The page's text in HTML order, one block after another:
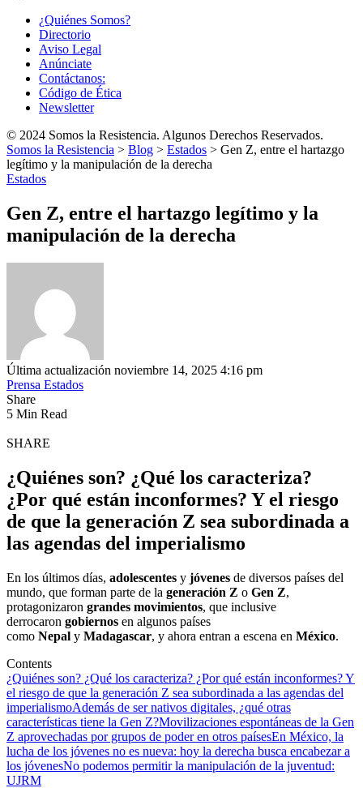
¿Quiénes Somos?
Directorio
Aviso Legal
Anúnciate
Contáctanos:
Código de Ética
Newsletter
© 2024 Somos la Resistencia. Algunos Derechos Reservados.
Somos la Resistencia > Blog > Estados > Gen Z, entre el hartazgo
legítimo y la manipulación de la derecha
Estados
Gen Z, entre el hartazgo legítimo y la
manipulación de la derecha
Última actualización noviembre 14, 2025 4:16 pm
Prensa Estados
Share
5 Min Read
SHARE
¿Quiénes son? ¿Qué los caracteriza?
¿Por qué están inconformes? Y el riesgo
de que la generación Z sea subordinada a
las agendas del imperialismo
En los últimos días, adolescentes y jóvenes de diversos países del
mundo, que forman parte de la generación Z o Gen Z,
protagonizaron grandes movimientos, que inclusive
derrocaron gobiernos en algunos países
como Nepal y Madagascar, y ahora entran a escena en México.
Contents
¿Quiénes son? ¿Qué los caracteriza? ¿Por qué están inconformes? Y
el riesgo de que la generación Z sea subordinada a las agendas del
imperialismoAdemás de ser nativos digitales, ¿qué otras
características tiene la Gen Z?Movilizaciones espontáneas de la Gen
Z aprovechadas por grupos de poder en otros paísesEn México, la
lucha de los jóvenes no es nueva: hoy la derecha busca encabezar a
los jóvenesNo podemos permitir la manipulación de la juventud:
UJRM